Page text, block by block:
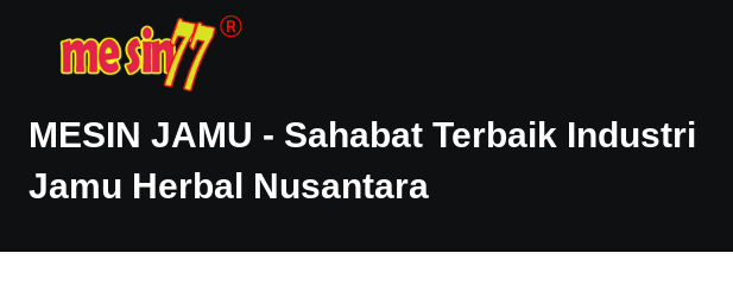
MESIN JAMU - Sahabat Terbaik Industri
Jamu Herbal Nusantara